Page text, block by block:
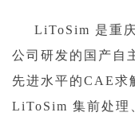
LiToSim 是重
公司研发的国产自
先进水平的CAE求
LiToSim 集前处理